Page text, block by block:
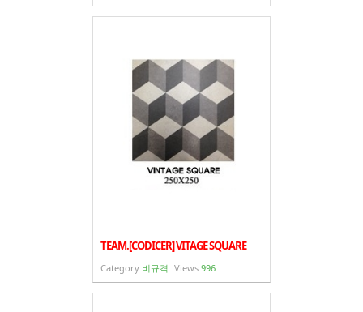
TEAM.[CODICER] VITAGE SQUARE
Category 비규격 Views 996